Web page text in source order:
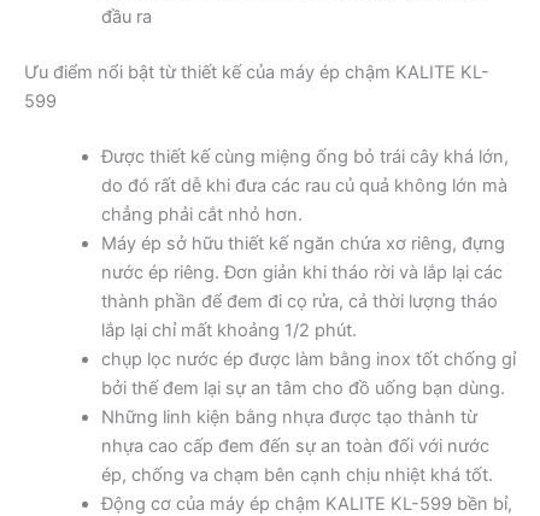
đầu ra
Ưu điểm nổi bật từ thiết kế của máy ép chậm KALITE KL-
599
Được thiết kế cùng miệng ống bỏ trái cây khá lớn,
do đó rất dễ khi đưa các rau củ quả không lớn mà
chẳng phải cắt nhỏ hơn.
Máy ép sở hữu thiết kế ngăn chứa xơ riêng, đựng
nước ép riêng. Đơn giản khi tháo rời và lắp lại các
thành phần để đem đi cọ rửa, cả thời lượng tháo
lắp lại chỉ mất khoảng 1/2 phút.
chụp lọc nước ép được làm bằng inox tốt chống gỉ
bởi thế đem lại sự an tâm cho đồ uống bạn dùng.
Những linh kiện bằng nhựa được tạo thành từ
nhựa cao cấp đem đến sự an toàn đối với nước
ép, chống va chạm bên cạnh chịu nhiệt khá tốt.
Động cơ của máy ép chậm KALITE KL-599 bền bỉ,